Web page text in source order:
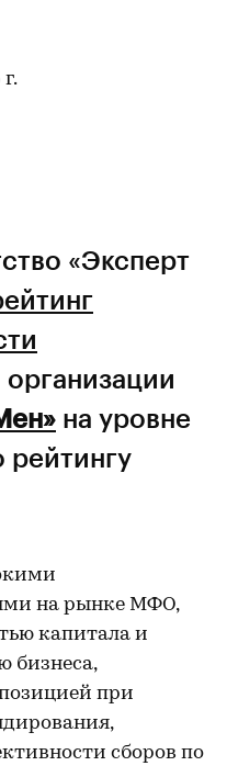
«Эксперт
на уровне
рейтингу
на рынке МФО,
капитала и
бизнеса,
при
сборов по